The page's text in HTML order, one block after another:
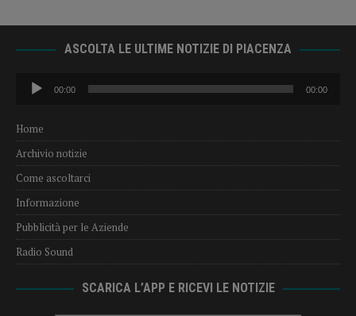
ASCOLTA LE ULTIME NOTIZIE DI PIACENZA
Audio
Player
00:00 00:00
Home
Archivio notizie
Come ascoltarci
Informazione
Pubblicità per le Aziende
Radio Sound
SCARICA L’APP E RICEVI LE NOTIZIE